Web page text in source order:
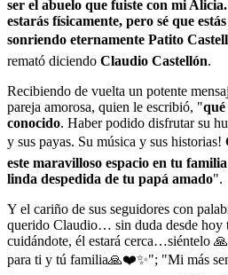
ser el abuelo que fuiste con mi
estarás físicamente, pero sé que
sonriendo eternamente Patito
remató diciendo Claudio Castellón.
Recibiendo de vuelta un potente
pareja amorosa, quien le escribió, "
conocido. Haber podido disfrutar su
y sus payas. Su música y sus historias!
este maravilloso espacio en tu
linda despedida de tu papá amado".
Y el cariño de sus seguidores con
querido Claudio… sin duda desde hoy
cuidándote, él estará cerca…siéntelo
para ti y tú familia🙏❤️✨"; "Mi más